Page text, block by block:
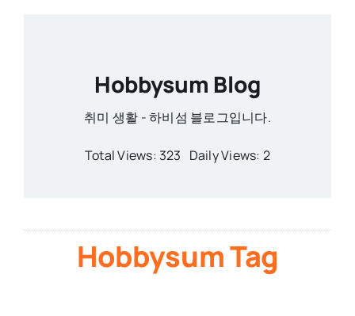
Hobbysum Blog
취미 생활 - 하비섬 블로그입니다.
Total Views: 323 Daily Views: 2
Hobbysum Tag